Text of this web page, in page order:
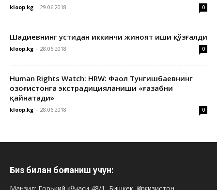
kloop.kg - 29.06.2018 0
Шадиевнинг устидан иккинчи жиноят иши қўзғалди
kloop.kg - 28.06.2018 0
Human Rights Watch: HRW: Фаол Тунгишбаевнинг
Қозоғистонга экстрадицияланиши «ғазабни
қайнатади»
kloop.kg - 28.06.2018 0
Биз билан боғланиш учун: